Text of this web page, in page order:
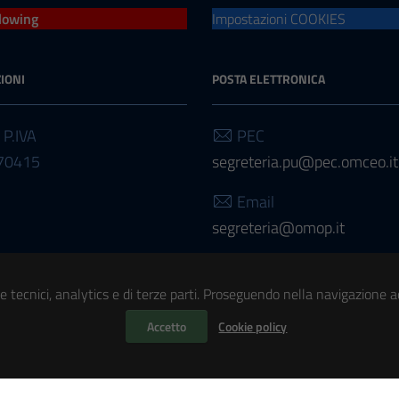
tecnici, analytics e di terze parti. Proseguendo nella navigazione
Accetto Cookie policy
Impostazioni COOKIES
POSTA ELETTRONICA
PEC
segreteria.pu@pec.omceo.it
Email
segreteria@omop.it
presidenza@omop.it
| Realizzato con WordPress |Tema grafico ItaliaWP2